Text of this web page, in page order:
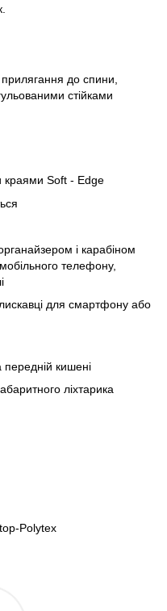
до спини,
стійками
краями Soft - Edge
і карабіном
телефону,
для смартфону або
передній кишені
ліхтарика
Polytex